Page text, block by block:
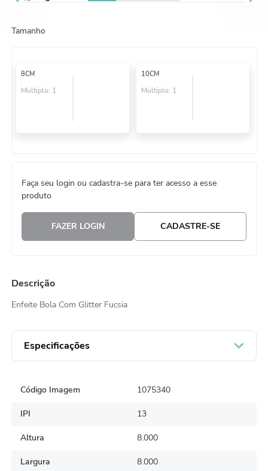
Tamanho
8CM
Multiplo: 1
10CM
Multiplo: 1
Faça seu login ou cadastra-se para ter acesso a esse
produto
FAZER LOGIN CADASTRE-SE
Descrição
Enfeite Bola Com Glitter Fucsia
Especificações
Código Imagem 1075340
IPI 13
Altura 8.000
Largura 8.000
º
cesta